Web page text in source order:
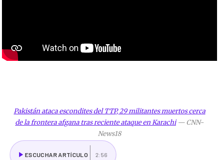
Pakistán ataca escondites del TTP, 29 militantes muertos cerca
de la frontera afgana tras reciente ataque en Karachi— CNN-
News18
ESCUCHAR ARTÍCULO 2:56